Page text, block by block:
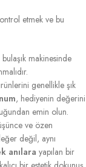
etmek ve bu
makinesinde
genellikle şık
, hediyenin değerini
emin olun.
ve özen
değil, aynı
anılara yapılan bir